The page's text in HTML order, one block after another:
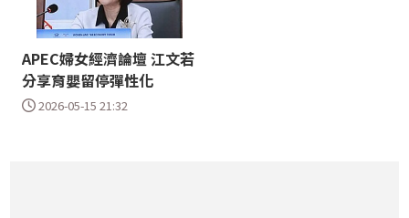
APEC婦女經濟論壇 江文若
分享育嬰留停彈性化
2026-05-15 21:32